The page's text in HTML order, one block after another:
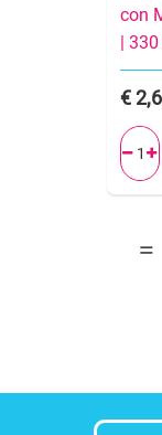
con
|
 